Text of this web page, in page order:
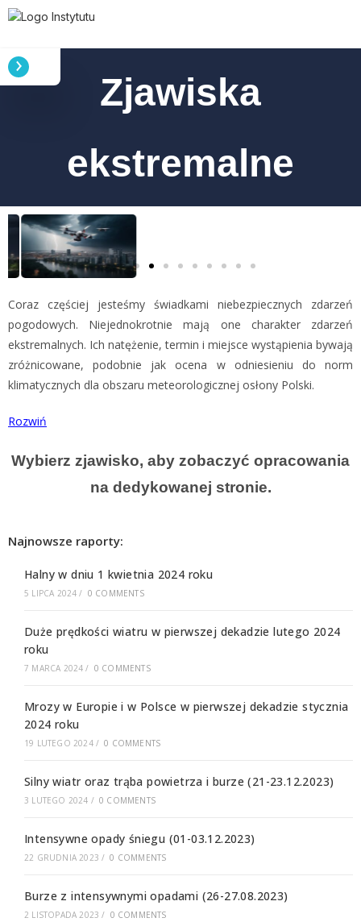
Zjawiska
ekstremalne
Coraz częściej jesteśmy świadkami niebezpiecznych zdarzeń
pogodowych. Niejednokrotnie mają one charakter zdarzeń
ekstremalnych. Ich natężenie, termin i miejsce wystąpienia bywają
zróżnicowane, podobnie jak ocena w odniesieniu do norm
klimatycznych dla obszaru meteorologicznej osłony Polski.
Rozwiń
Wybierz zjawisko, aby zobaczyć opracowania
na dedykowanej stronie.
Najnowsze raporty:
Halny w dniu 1 kwietnia 2024 roku
5 LIPCA 2024 / 0 COMMENTS
Duże prędkości wiatru w pierwszej dekadzie lutego 2024
roku
7 MARCA 2024 / 0 COMMENTS
Mrozy w Europie i w Polsce w pierwszej dekadzie stycznia
2024 roku
19 LUTEGO 2024 / 0 COMMENTS
Silny wiatr oraz trąba powietrza i burze (21-23.12.2023)
3 LUTEGO 2024 / 0 COMMENTS
Intensywne opady śniegu (01-03.12.2023)
22 GRUDNIA 2023 / 0 COMMENTS
Burze z intensywnymi opadami (26-27.08.2023)
2 LISTOPADA 2023 / 0 COMMENTS